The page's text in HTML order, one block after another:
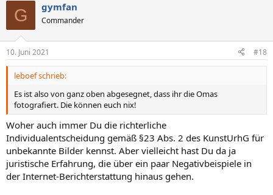
e
n
G gymfan
Commander
10. Juni 2021 #18
leboef schrieb:
Es ist also von ganz oben abgesegnet, dass ihr die Omas
fotografiert. Die können euch nix!
Woher auch immer Du die richterliche
Individualentscheidung gemäß §23 Abs. 2 des KunstUrhG für
unbekannte Bilder kennst. Aber vielleicht hast Du da ja
juristische Erfahrung, die über ein paar Negativbeispiele in
der Internet-Berichterstattung hinaus gehen.